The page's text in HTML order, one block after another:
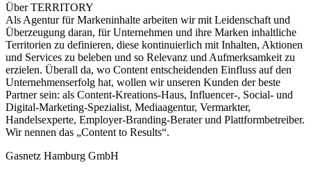
Über TERRITORY
Als Agentur für Markeninhalte arbeiten wir mit Leidenschaft und
Überzeugung daran, für Unternehmen und ihre Marken inhaltliche
Territorien zu definieren, diese kontinuierlich mit Inhalten, Aktionen
und Services zu beleben und so Relevanz und Aufmerksamkeit zu
erzielen. Überall da, wo Content entscheidenden Einfluss auf den
Unternehmenserfolg hat, wollen wir unseren Kunden der beste
Partner sein: als Content-Kreations-Haus, Influencer-, Social- und
Digital-Marketing-Spezialist, Mediaagentur, Vermarkter,
Handelsexperte, Employer-Branding-Berater und Plattformbetreiber.
Wir nennen das „Content to Results“.
Gasnetz Hamburg GmbH